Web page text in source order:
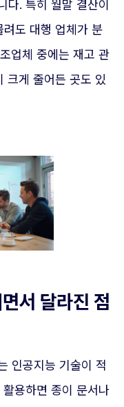
다. 특히 월말 결산이
도 대행 업체가 분
업체 중에는 재고 관
크게 줄어든 곳도 있
서 달라진 점
인공지능 기술이 적
용하면 종이 문서나